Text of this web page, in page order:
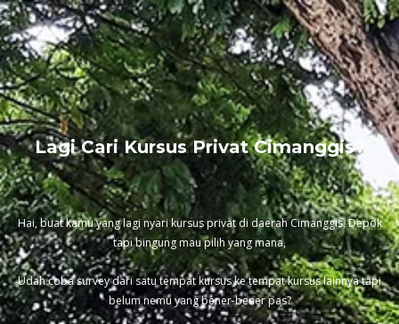
Lagi Cari Kursus Privat Cimanggis?
Hai, buat kamu yang lagi nyari kursus privat di daerah Cimanggis, Depok
tapi bingung mau pilih yang mana,
Udah coba survey dari satu tempat kursus ke tempat kursus lainnya tapi
belum nemu yang bener-bener pas?